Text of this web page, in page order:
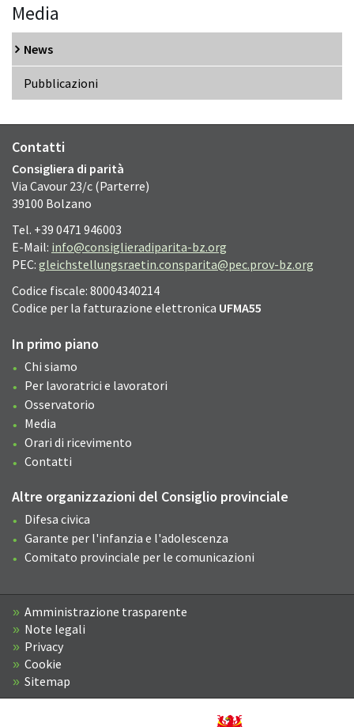
Media
News
Pubblicazioni
Contatti
Consigliera di parità
Via Cavour 23/c (Parterre)
39100 Bolzano
Tel. +39 0471 946003
E-Mail: info@consiglieradiparita-bz.org
PEC: gleichstellungsraetin.consparita@pec.prov-bz.org
Codice fiscale: 80004340214
Codice per la fatturazione elettronica UFMA55
In primo piano
Chi siamo
Per lavoratrici e lavoratori
Osservatorio
Media
Orari di ricevimento
Contatti
Altre organizzazioni del Consiglio provinciale
Difesa civica
Garante per l'infanzia e l'adolescenza
Comitato provinciale per le comunicazioni
Amministrazione trasparente
Note legali
Privacy
Cookie
Sitemap